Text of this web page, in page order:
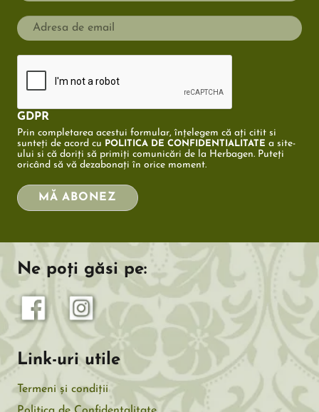
GDPR
Prin completarea acestui formular, înțelegem că ați citit si
sunteți de acord cu
POLITICA DE CONFIDENTIALITATE a site-
ului si că doriți să primiți comunicări de la Herbagen. Puteți
oricând să vă dezabonați în orice moment.
MĂ ABONEZ
Ne poți găsi pe:
Link-uri utile
Termeni și condiții